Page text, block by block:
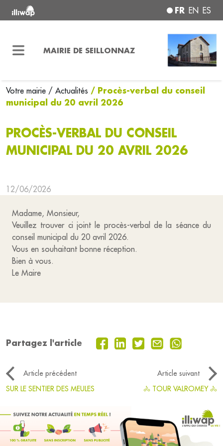
FR EN ES
MAIRIE DE SEILLONNAZ
Votre mairie / Actualités / Procès-verbal du conseil
municipal du 20 avril 2026
PROCÈS-VERBAL DU CONSEIL
MUNICIPAL DU 20 AVRIL 2026
12/06/2026
Madame, Monsieur,
Veuillez trouver ci joint le procès-verbal de la séance du
conseil municipal du 20 avril 2026.
Vous en souhaitant bonne réception.
Bien à vous.
Le Maire
Partagez l'article
Article précédent
Article suivant
SUR LE SENTIER DES MEULES
🚴 TOUR VALROMEY 🚴